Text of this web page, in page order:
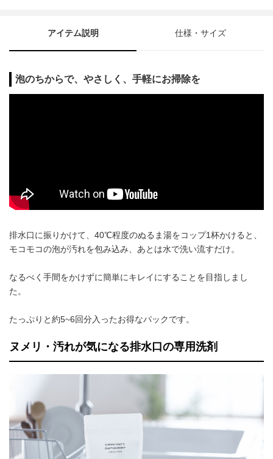
アイテム説明 仕様・サイズ
泡のちからで、やさしく、手軽にお掃除を
排水口に振りかけて、40℃程度のぬるま湯をコップ1杯かけると、
モコモコの泡が汚れを包み込み、あとは水で洗い流すだけ。
なるべく手間をかけずに簡単にキレイにすることを目指しまし
た。
たっぷりと約5~6回分入ったお得なパックです。
ヌメリ・汚れが気になる排水口の専用洗剤